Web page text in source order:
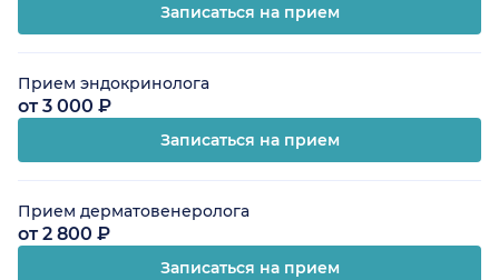
Записаться на прием
Прием эндокринолога
от 3 000 ₽
Записаться на прием
Прием дерматовенеролога
от 2 800 ₽
Записаться на прием